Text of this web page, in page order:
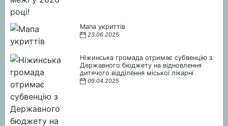
Мапа укриттів
23.06.2025
Ніжинська громада отримає субвенцію з
Державного бюджету на відновлення
дитячого відділення міської лікарні
09.04.2025